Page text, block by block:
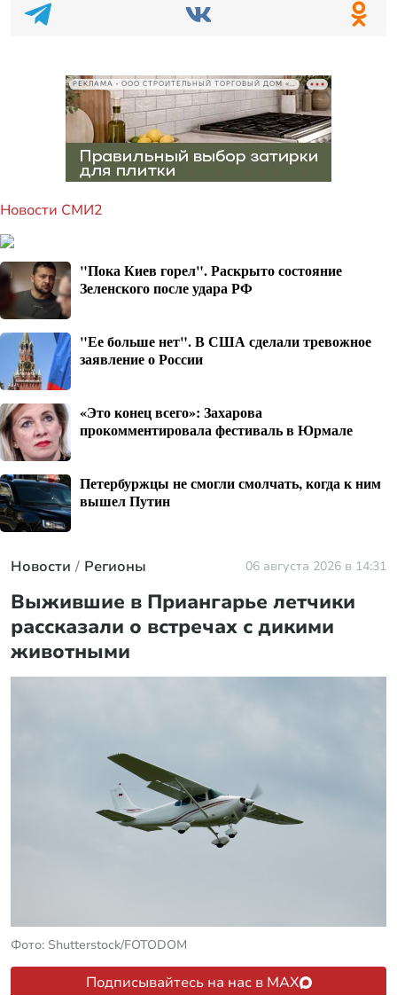
РЕКЛАМА • ООО СТРОИТЕЛЬНЫЙ ТОРГОВЫЙ ДОМ «ПЕТРОВИЧ», ИНН 7802348846
Новости СМИ2
"Пока Киев горел". Раскрыто состояние
Зеленского после удара РФ
"Ее больше нет". В США сделали тревожное
заявление о России
«Это конец всего»: Захарова
прокомментировала фестиваль в Юрмале
Петербуржцы не смогли смолчать, когда к ним
вышел Путин
Новости Регионы 06 августа 2026 в 14:31
Выжившие в Приангарье летчики
рассказали о встречах с дикими
животными
Фото: Shutterstock/FOTODOM
Подписывайтесь на нас в MAX